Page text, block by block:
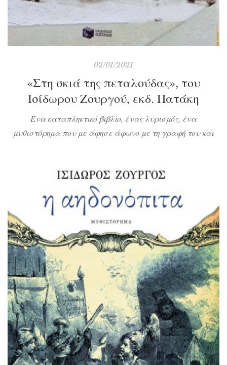
02/01/2021
«Στη σκιά της πεταλούδας», του
Ισίδωρου Ζουργού, εκδ. Πατάκη
Ένα καταπληκτικό βιβλίο, ένας λυρισμός, ένα
μυθιστόρημα που με άφησε άφωνο με τη γραφή του και
το 1896 έως το 2002) με έμφαση στη Μακεδονία και στη
Θεσσαλονίκη; Για τον τρόπο με τον οποίο […]